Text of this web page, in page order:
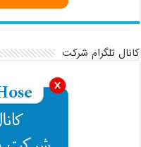
کانال تلگرام شرکت